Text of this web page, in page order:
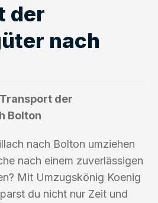
der
nach
der
Bolton
nach Bolton umziehen
nach einem zuverlässigen
Mit Umzugskönig Koenig
du nicht nur Zeit und